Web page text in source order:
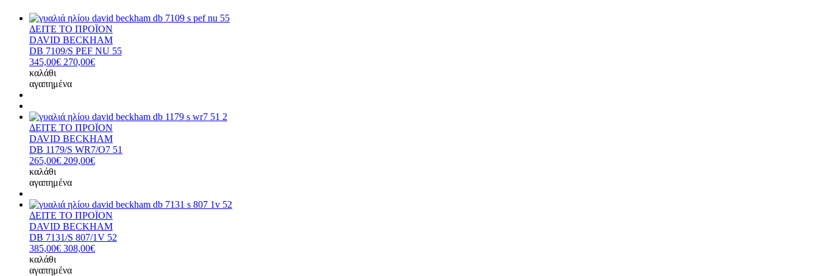
ΔΕΙΤΕ ΤΟ ΠΡΟΪΟΝ
DAVID BECKHAM
DB 7109/S PEF NU 55
345,00€ 270,00€
καλάθι
αγαπημένα
ΔΕΙΤΕ ΤΟ ΠΡΟΪΟΝ
DAVID BECKHAM
DB 1179/S WR7/Ο7 51
265,00€ 209,00€
καλάθι
αγαπημένα
ΔΕΙΤΕ ΤΟ ΠΡΟΪΟΝ
DAVID BECKHAM
DB 7131/S 807/1V 52
385,00€ 308,00€
καλάθι
αγαπημένα